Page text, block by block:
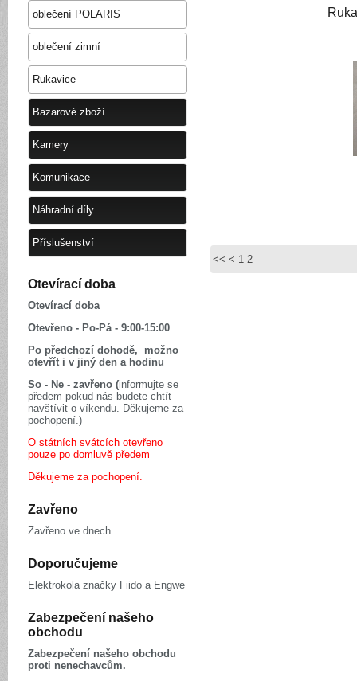
oblečení POLARIS
oblečení zimní
Rukavice
Bazarové zboží
Kamery
Komunikace
Náhradní díly
Příslušenství
Otevírací doba
Otevírací doba
Otevřeno - Po-Pá - 9:00-15:00
Po předchozí dohodě, možno
otevřít i v jiný den a hodinu
So - Ne - zavřeno (informujte se
předem pokud nás budete chtít
navštívit o víkendu. Děkujeme za
pochopení.)
O státních svátcích otevřeno
pouze po domluvě předem
Děkujeme za pochopení.
Zavřeno
Zavřeno ve dnech
Doporučujeme
Elektrokola značky Fiido a Engwe
Zabezpečení našeho
obchodu
Zabezpečení našeho obchodu
proti nenechavcům.
<< < 1 2